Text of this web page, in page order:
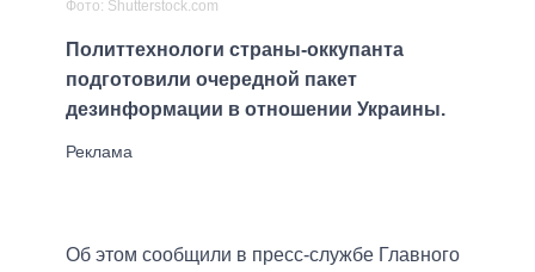
Фото: Shutterstock.com
Политтехнологи страны-оккупанта
подготовили очередной пакет
дезинформации в отношении Украины.
Об этом сообщили в пресс-службе Главного